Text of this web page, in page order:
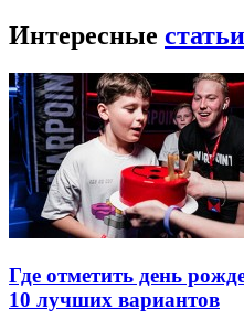
Интересные
Где отметить день
10 лучших вариантов